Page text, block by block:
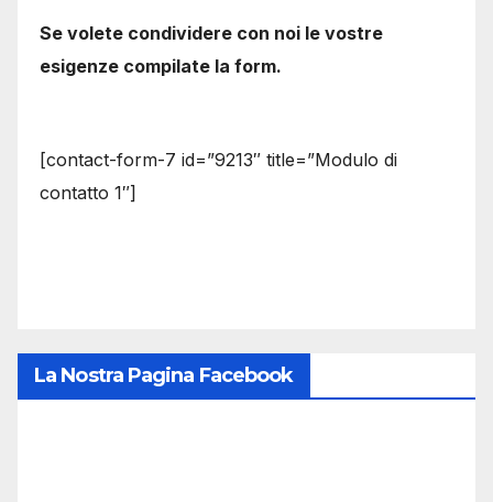
Se volete condividere con noi le vostre
esigenze compilate la form.
[contact-form-7 id=”9213″ title=”Modulo di
contatto 1″]
La Nostra Pagina Facebook